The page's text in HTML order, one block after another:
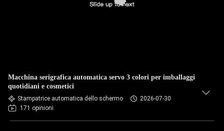
Macchina serigrafica automatica servo 3 colori per imballaggi
quotidiani e cosmetici
Stampatrice automatica dello schermo
2026-07-30
171 opinioni